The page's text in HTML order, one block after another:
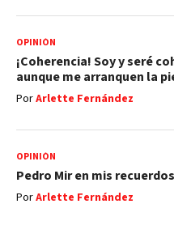
OPINIÓN
¡Coherencia! Soy y seré
aunque me arranquen la
PorArlette Fernández
OPINIÓN
Pedro Mir en mis recuerdos
PorArlette Fernández